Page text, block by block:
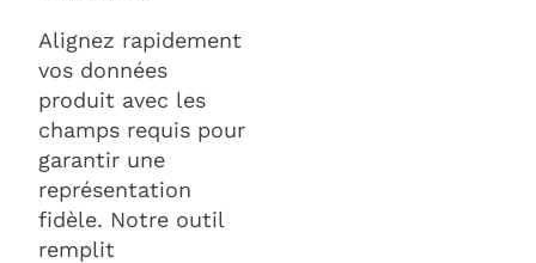
Alignez rapidement
vos données
produit avec les
champs requis pour
garantir une
représentation
fidèle. Notre outil
remplit